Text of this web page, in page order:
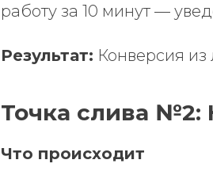
работу за 10 минут —
Результат: Конверсия
Точка слива №2:
Что происходит